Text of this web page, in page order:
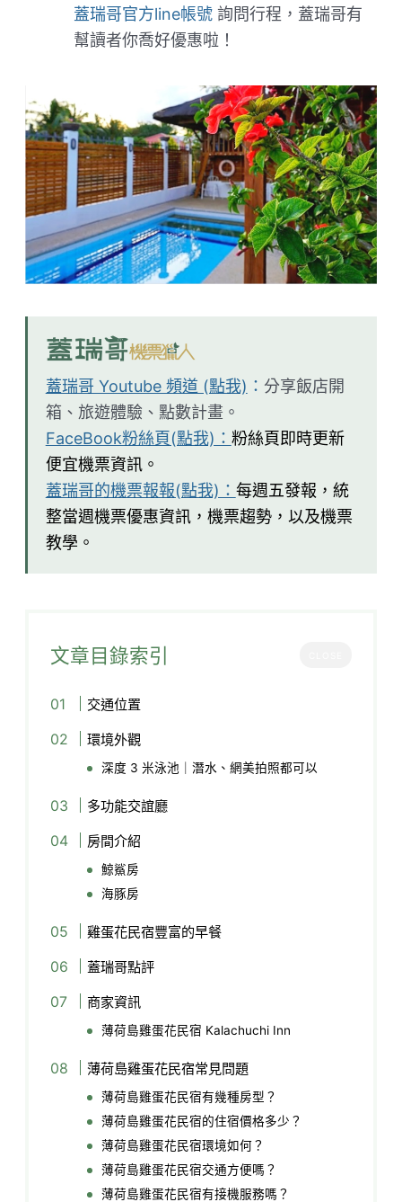
蓋瑞哥官方line帳號詢問行程，蓋瑞哥有
幫讀者你喬好優惠啦！
蓋瑞哥 Youtube 頻道 (點我) ： 分享飯店開
箱、旅遊體驗、點數計畫。
FaceBook粉絲頁(點我)： 粉絲頁即時更新
便宜機票資訊。
蓋瑞哥的機票報報(點我)： 每週五發報，統
整當週機票優惠資訊，機票趨勢，以及機票
教學。
文章目錄索引
交通位置
環境外觀
深度 3 米泳池｜潛水、網美拍照都可以
多功能交誼廳
房間介紹
鯨鯊房
海豚房
雞蛋花民宿豐富的早餐
蓋瑞哥點評
商家資訊
薄荷島雞蛋花民宿 Kalachuchi Inn
薄荷島雞蛋花民宿常見問題
薄荷島雞蛋花民宿有幾種房型？
薄荷島雞蛋花民宿的住宿價格多少？
薄荷島雞蛋花民宿環境如何？
薄荷島雞蛋花民宿交通方便嗎？
薄荷島雞蛋花民宿有接機服務嗎？